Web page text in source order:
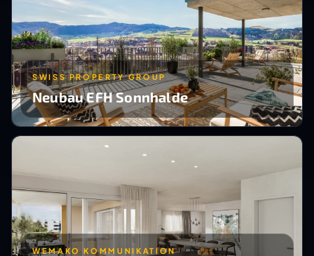
SWISS PROPERTY GROUP
Neubau EFH Sonnhalde
WEMAKO KOMMUNIKATION